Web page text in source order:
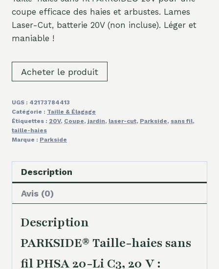
coupe efficace des haies et arbustes. Lames
Laser-Cut, batterie 20V (non incluse). Léger et
maniable !
Acheter le produit
UGS : 42173784413
Catégorie : Taille & Élagage
Étiquettes : 20V, Coupe, jardin, laser-cut, Parkside, sans fil,
taille-haies
Marque : Parkside
Description
Avis (0)
Description
PARKSIDE® Taille-haies sans
fil PHSA 20-Li C3, 20 V :